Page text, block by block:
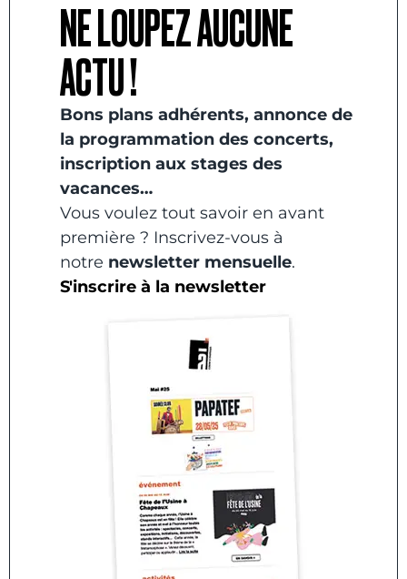
NE LOUPEZ AUCUNE
ACTU !
Bons plans adhérents, annonce de
la programmation des concerts,
inscription aux stages des
vacances…
Vous voulez tout savoir en avant
première ? Inscrivez-vous à
notre newsletter mensuelle.
S'inscrire à la newsletter